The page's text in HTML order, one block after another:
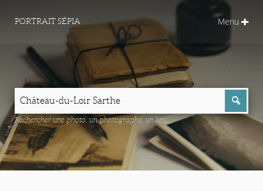
PORTRAIT SÉPIA Menu
Rechercher une photo, un photographe, un lieu...